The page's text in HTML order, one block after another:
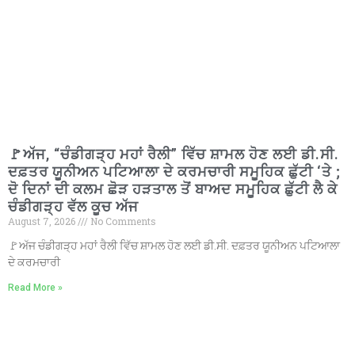
🚩ਅੱਜ, “ਚੰਡੀਗੜ੍ਹ ਮਹਾਂ ਰੈਲੀ” ਵਿੱਚ ਸ਼ਾਮਲ ਹੋਣ ਲਈ ਡੀ.ਸੀ.
ਦਫ਼ਤਰ ਯੂਨੀਅਨ ਪਟਿਆਲਾ ਦੇ ਕਰਮਚਾਰੀ ਸਮੂਹਿਕ ਛੁੱਟੀ ‘ਤੇ ;
ਦੋ ਦਿਨਾਂ ਦੀ ਕਲਮ ਛੋੜ ਹੜਤਾਲ ਤੋਂ ਬਾਅਦ ਸਮੂਹਿਕ ਛੁੱਟੀ ਲੈ ਕੇ
ਚੰਡੀਗੜ੍ਹ ਵੱਲ ਕੂਚ ਅੱਜ
August 7, 2026
No Comments
🚩ਅੱਜ ਚੰਡੀਗੜ੍ਹ ਮਹਾਂ ਰੈਲੀ ਵਿੱਚ ਸ਼ਾਮਲ ਹੋਣ ਲਈ ਡੀ.ਸੀ. ਦਫ਼ਤਰ ਯੂਨੀਅਨ ਪਟਿਆਲਾ
ਦੇ ਕਰਮਚਾਰੀ
Read More »